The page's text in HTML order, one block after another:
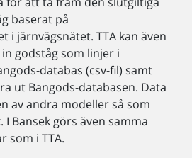
baserat på
i järnvägsnätet. TTA kan även
godståg som linjer i
databas (csv-fil) samt
ut Bangods-databasen. Data
av andra modeller så som
I Bansek görs även samma
som i TTA.